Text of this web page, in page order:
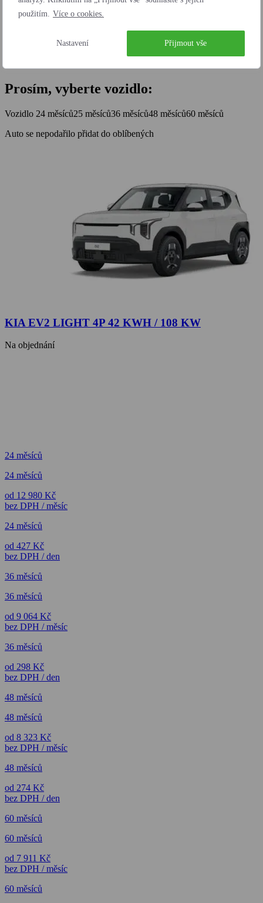
použitím. Více o cookies.
Nastavení Přijmout vše
Prosím, vyberte vozidlo:
Vozidlo 24 měsíců25 měsíců36 měsíců48 měsíců60 měsíců
Auto se nepodařilo přidat do oblíbených
KIA EV2 LIGHT 4P 42 KWH / 108 KW
Na objednání
24 měsíců
24 měsíců
od 12 980 Kč
bez DPH / měsíc
24 měsíců
od 427 Kč
bez DPH / den
36 měsíců
36 měsíců
od 9 064 Kč
bez DPH / měsíc
36 měsíců
od 298 Kč
bez DPH / den
48 měsíců
48 měsíců
od 8 323 Kč
bez DPH / měsíc
48 měsíců
od 274 Kč
bez DPH / den
60 měsíců
60 měsíců
od 7 911 Kč
bez DPH / měsíc
60 měsíců